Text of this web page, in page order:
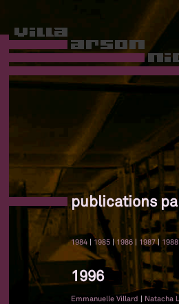
publications
1984 | 1985 |1986 | 1987| 1988
1996
Emmanuelle Villard | Natacha